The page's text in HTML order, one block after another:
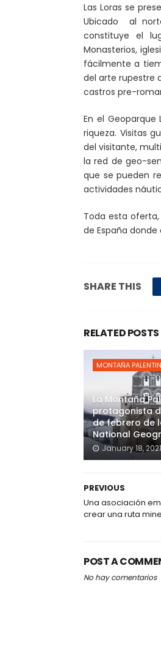
Las Loras se
Ubicado al
constituye el
Monasterios,
fácilmente a
del arte rupestre
castros pre-
En el
riqueza. Visitas
del visitante,
la red de geo-
que se pueden
actividades
Toda esta oferta,
de España
SHARE THIS
RELATED POSTS
MONTAÑA
La Montaña
protagonista
de febrero de
National
January 18, 2021
PREVIOUS
Una asociación
crear una ruta
POST A
No hay comentarios